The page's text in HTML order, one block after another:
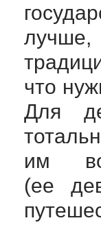
что
Для
им
(ее